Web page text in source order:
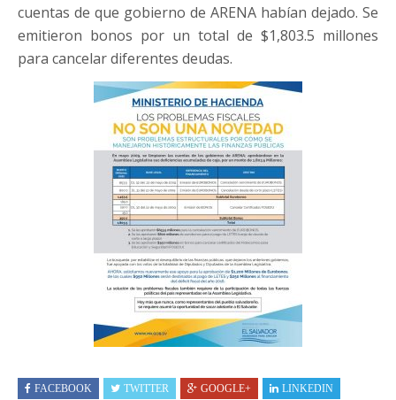
cuentas de que gobierno de ARENA habían dejado. Se
emitieron bonos por un total de $1,803.5 millones
para cancelar diferentes deudas.
FACEBOOK TWITTER GOOGLE+ LINKEDIN